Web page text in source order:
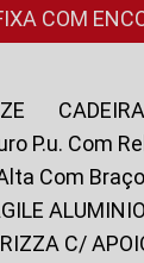
COM
P.u. Com
Com Braço
ALUMINIO
C/